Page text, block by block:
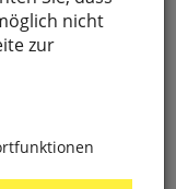
nicht
zur